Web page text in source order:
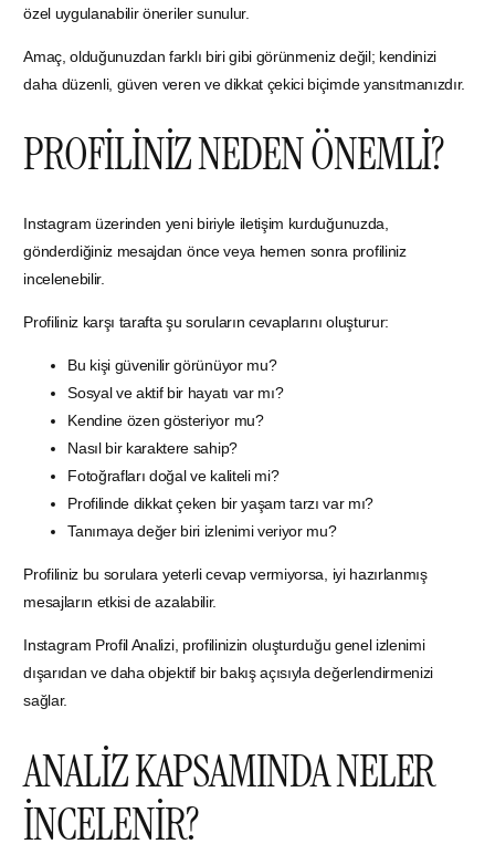
özel uygulanabilir öneriler sunulur.
Amaç, olduğunuzdan farklı biri gibi görünmeniz değil; kendinizi
daha düzenli, güven veren ve dikkat çekici biçimde yansıtmanızdır.
PROFİLİNİZ NEDEN ÖNEMLİ?
Instagram üzerinden yeni biriyle iletişim kurduğunuzda,
gönderdiğiniz mesajdan önce veya hemen sonra profiliniz
incelenebilir.
Profiliniz karşı tarafta şu soruların cevaplarını oluşturur:
Bu kişi güvenilir görünüyor mu?
Sosyal ve aktif bir hayatı var mı?
Kendine özen gösteriyor mu?
Nasıl bir karaktere sahip?
Fotoğrafları doğal ve kaliteli mi?
Profilinde dikkat çeken bir yaşam tarzı var mı?
Tanımaya değer biri izlenimi veriyor mu?
Profiliniz bu sorulara yeterli cevap vermiyorsa, iyi hazırlanmış
mesajların etkisi de azalabilir.
Instagram Profil Analizi, profilinizin oluşturduğu genel izlenimi
dışarıdan ve daha objektif bir bakış açısıyla değerlendirmenizi
sağlar.
ANALİZ KAPSAMINDA NELER
İNCELENİR?